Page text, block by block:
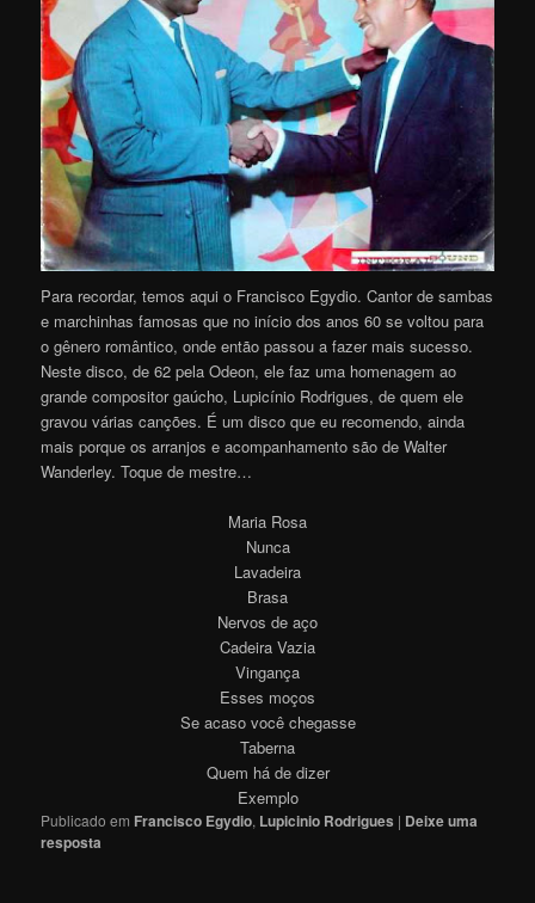
Para recordar, temos aqui o Francisco Egydio. Cantor de sambas
e marchinhas famosas que no início dos anos 60 se voltou para
o gênero romântico, onde então passou a fazer mais sucesso.
Neste disco, de 62 pela Odeon, ele faz uma homenagem ao
grande compositor gaúcho, Lupicínio Rodrigues, de quem ele
gravou várias canções. É um disco que eu recomendo, ainda
mais porque os arranjos e acompanhamento são de Walter
Wanderley. Toque de mestre…
Maria Rosa
Nunca
Lavadeira
Brasa
Nervos de aço
Cadeira Vazia
Vingança
Esses moços
Se acaso você chegasse
Taberna
Quem há de dizer
Exemplo
Publicado em Francisco Egydio, Lupicinio Rodrigues | Deixe uma
resposta